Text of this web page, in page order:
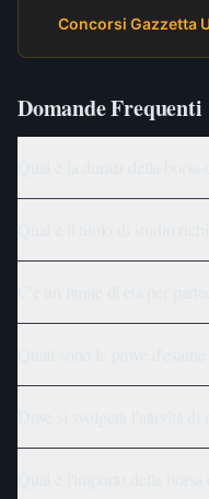
Concorsi Gazzetta
Domande Frequenti